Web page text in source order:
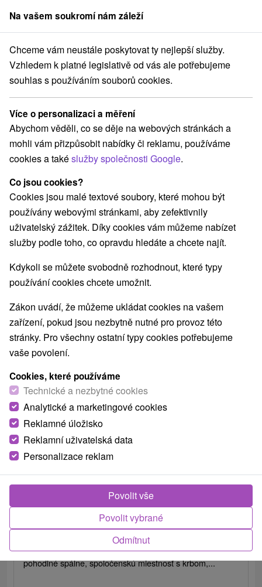
člen skupinySorger
prenájom Stredné Slovensko Žilinský kraj Liptovský Trnovec
Chaty na prenájom Liptovský
Trnovec
Kategorie
Všechny kategorie
Hotely na Slovensku
Apartmány(7) Chaty na prenájom
Kempy(1) Penzióny(1) Priváty(1)
Vyberte lokalitu nebo termín
VŠECHNY TOP - NEJPRODÁVANĚJŠÍ NEJLEVNĚJŠÍ
Apartmán Domček Liptovský Trnovec
Liptovský Trnovec
Útulný apartmán v Liptovskom Trnovci, ponúka dve
pohodlné spálne, spoločenskú miestnosť s krbom,...
Na vašem soukromí nám záleží
Chceme vám neustále poskytovat ty nejlepší služby.
Vzhledem k platné legislativě od vás ale potřebujeme
souhlas s používáním souborů cookies.
Více o personalizaci a měření
Abychom věděli, co se děje na webových stránkách a
mohli vám přizpůsobit nabídky či reklamu, používáme
cookies a takéslužby společnosti Google.
Co jsou cookies?
Cookies jsou malé textové soubory, které mohou být
používány webovými stránkami, aby zefektivnily
uživatelský zážitek. Díky cookies vám můžeme nabízet
služby podle toho, co opravdu hledáte a chcete najít.
Kdykoli se můžete svobodně rozhodnout, které typy
používání cookies chcete umožnit.
Zákon uvádí, že můžeme ukládat cookies na vašem
zařízení, pokud jsou nezbytně nutné pro provoz této
stránky. Pro všechny ostatní typy cookies potřebujeme
vaše povolení.
Cookies, které používáme
Technické a nezbytné cookies
Analytické a marketingové cookies
Reklamné úložisko
Reklamní uživatelská data
Personalizace reklam
Odmítnut
Povolit vybrané
Povolit vše